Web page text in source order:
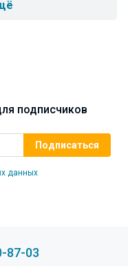
подписчиков
данных
87-03